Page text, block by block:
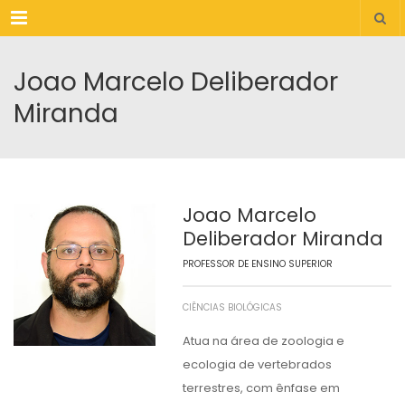
Menu
Joao Marcelo Deliberador
Miranda
Joao Marcelo
Deliberador Miranda
PROFESSOR DE ENSINO SUPERIOR
CIÊNCIAS BIOLÓGICAS
Atua na área de zoologia e
ecologia de vertebrados
terrestres, com ênfase em